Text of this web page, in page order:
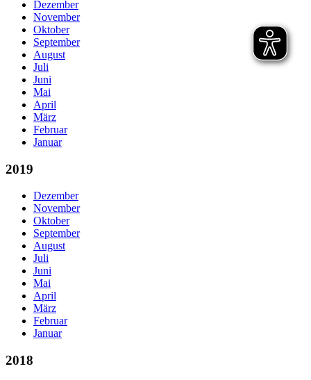
Dezember
November
Oktober
September
August
Juli
Juni
Mai
April
März
Februar
Januar
2019
Dezember
November
Oktober
September
August
Juli
Juni
Mai
April
März
Februar
Januar
2018